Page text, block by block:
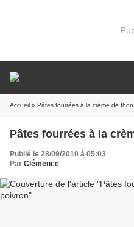
Accueil » Pâtes fourrées à la crème de
Pâtes fourrées à la
Publié le 28/09/2010 à 05:03
Par Clémence